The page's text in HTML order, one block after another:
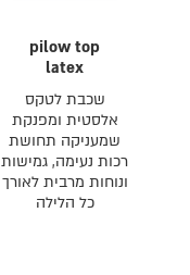
pilow top
latex
שכבת לטקס
אלסטית ומפנקת
שמעניקה תחושת
רכות נעימה, גמישות
ונוחות מרבית לאורך
כל הלילה